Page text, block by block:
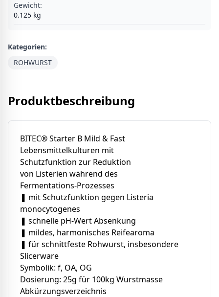
Gewicht:
0.125 kg
Kategorien:
ROHWURST
Produktbeschreibung
BITEC® Starter B Mild & Fast
Lebensmittelkulturen mit
Schutzfunktion zur Reduktion
von Listerien während des
Fermentations-Prozesses
❚ mit Schutzfunktion gegen Listeria
monocytogenes
❚ schnelle pH-Wert Absenkung
❚ mildes, harmonisches Reifearoma
❚ für schnittfeste Rohwurst, insbesondere
Slicerware
Symbolik: f, OA, OG
Dosierung: 25g für 100kg Wurstmasse
Abkürzungsverzeichnis